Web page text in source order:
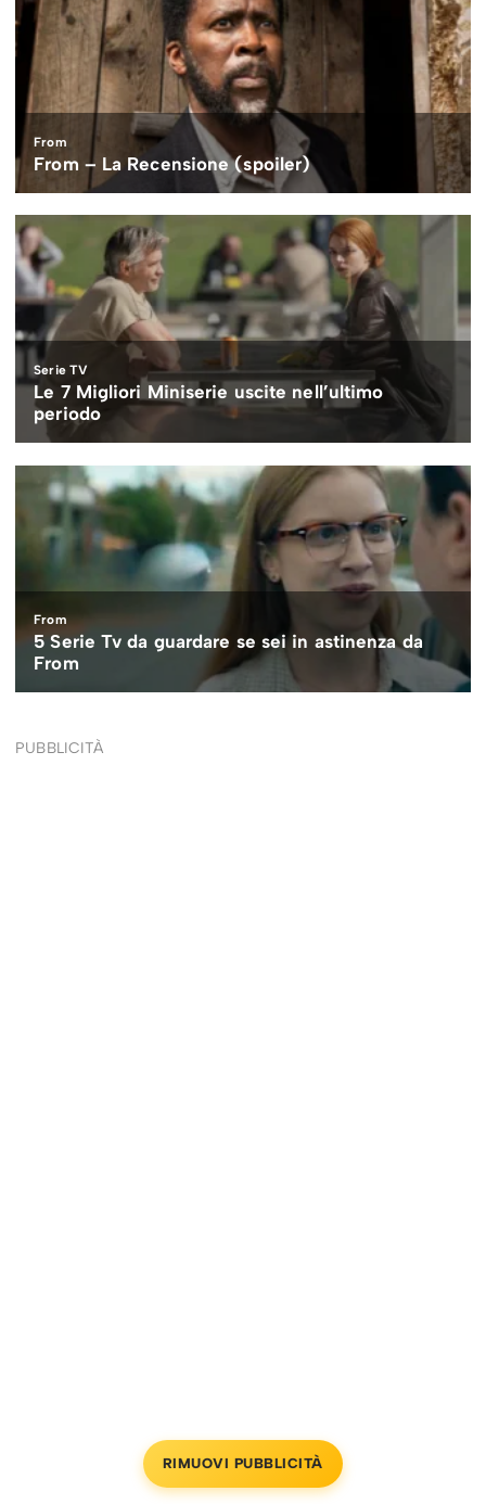
PUBBLICITÀ
RIMUOVI PUBBLICITÀ